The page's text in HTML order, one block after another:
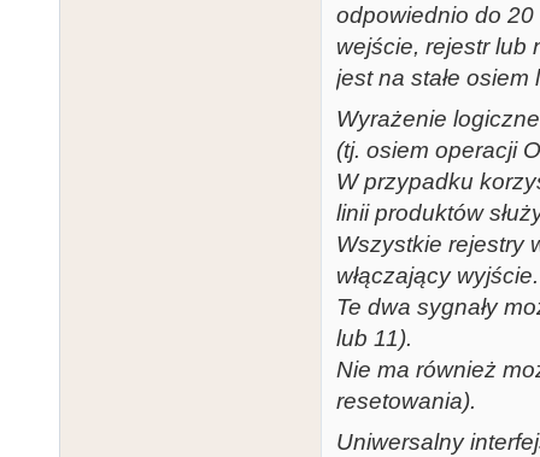
odpowiednio do 20
wejście, rejestr lub
jest na stałe
Wyrażenie
(tj. osiem operacji
W przypadku
linii produktów
Wszystkie rejestry
włączający wyjście.
Te dwa sygnały
lub 11).
Nie ma również
resetowania).
Uniwersalny